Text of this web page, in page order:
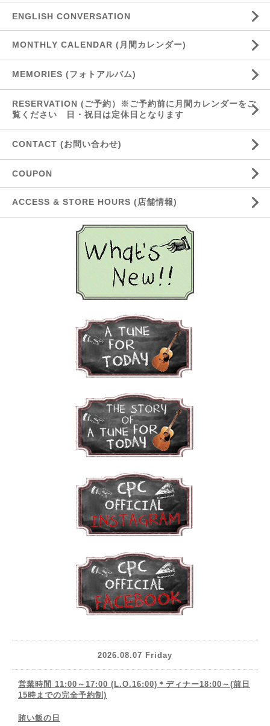
ENGLISH CONVERSATION
MONTHLY CALENDAR (月間カレンダー)
MEMORIES (フォトアルバム)
RESERVATION (ご予約）※ご予約前に月間カレンダーをご
覧ください 日・祝日は定休日となります
CONTACT (お問い合わせ)
COUPON
ACCESS & STORE HOURS (店舗情報)
2026.08.07 Friday
営業時間 11:00～17:00 (L.O.16:00)＊ディナー18:00～(前日
15時までの完全予約制)
賄い飯の日